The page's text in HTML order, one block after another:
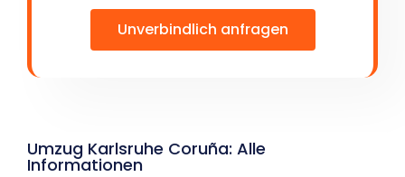
Unverbindlich anfragen
Umzug Karlsruhe Coruña: Alle
Informationen